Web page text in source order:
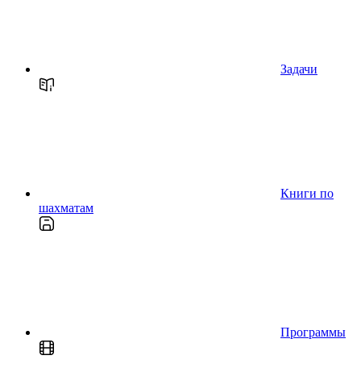
Задачи
Книги по
шахматам
Программы